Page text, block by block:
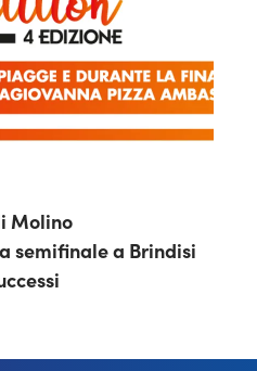
Molino
semifinale a Brindisi